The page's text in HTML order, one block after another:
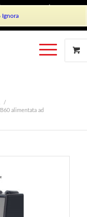
Ignora
/
alimentata ad